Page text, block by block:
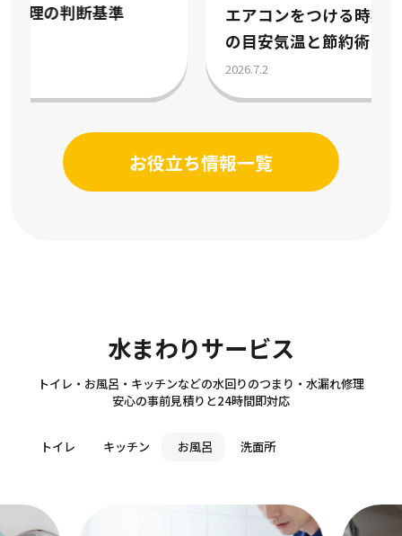
エアコンをつける時期はいつ？冷房暖房
の目安気温と節約術を解説
お役立ち情報一覧
水まわりサービス
Sanitary
トイレ・お風呂・キッチンなどの水回りのつまり・水漏れ修理
安心の事前見積りと24時間即対応
トイレ キッチン お風呂 洗面所